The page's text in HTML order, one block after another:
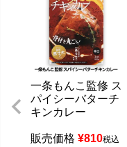
一条もんこ監修 ス
パイシーバターチ
キンカレー
販売価格 ¥810税込